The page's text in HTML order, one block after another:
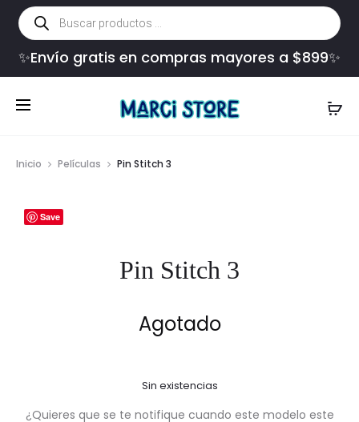
Búsqueda
de
productos
✨Envío gratis en compras mayores a $899✨
Inicio Películas Pin Stitch 3
Save
Pin Stitch 3
Agotado
Sin existencias
¿Quieres que se te notifique cuando este modelo este